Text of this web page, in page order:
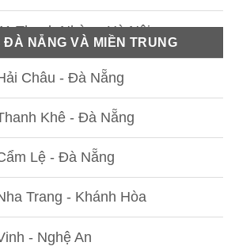
Thanh Nhàn - Hà Nội
Thịnh - Hà Nội
Chân - Hải Phòng
Long - Quảng Ninh
Ninh
Yên
ĐÀ NẴNG VÀ MIỀN TRUNG
Châu - Đà Nẵng
Khê - Đà Nẵng
Lệ - Đà Nẵng
Trang - Khánh Hòa
- Nghệ An